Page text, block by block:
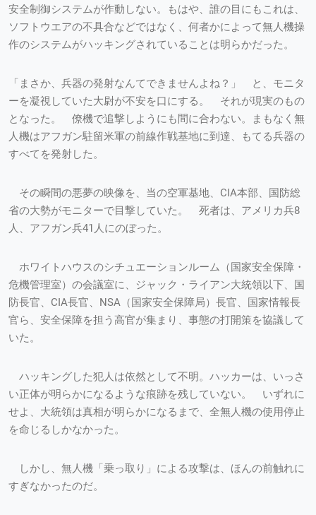
安全制御システムが作動しない。もはや、誰の目にもこれは、
ソフトウエアの不具合などではなく、何者かによって無人機操
作のシステムがハッキングされていることは明らかだった。
「まさか、兵器の発射なんてできませんよね？」 と、モニタ
ーを凝視していた大尉が不安を口にする。 それが現実のもの
となった。 僚機で追撃しようにも間に合わない。まもなく無
人機はアフガン駐留米軍の前線作戦基地に到達、もてる兵器の
すべてを発射した。
その瞬間の悪夢の映像を、当の空軍基地、CIA本部、国防総
省の大勢がモニターで目撃していた。 死者は、アメリカ兵8
人、アフガン兵41人にのぼった。
ホワイトハウスのシチュエーションルーム（国家安全保障・
危機管理室）の会議室に、ジャック・ライアン大統領以下、国
防長官、CIA長官、NSA（国家安全保障局）長官、国家情報長
官ら、安全保障を担う高官が集まり、事態の打開策を協議して
いた。
ハッキングした犯人は依然として不明。ハッカーは、いっさ
い正体が明らかになるような痕跡を残していない。 いずれに
せよ、大統領は真相が明らかになるまで、全無人機の使用停止
を命じるしかなかった。
しかし、無人機「乗っ取り」による攻撃は、ほんの前触れに
すぎなかったのだ。